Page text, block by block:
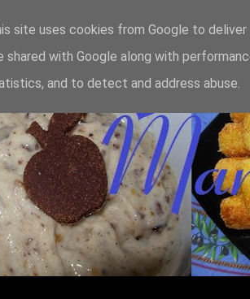
site uses cookies from Google to
shared with Google along with
and to detect and address abuse.